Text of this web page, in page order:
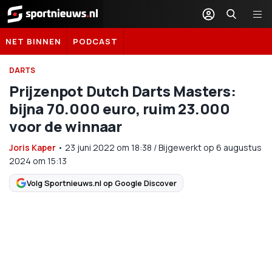
Sportnieuws.nl
NET BINNEN PODCAST
DARTS
Prijzenpot Dutch Darts Masters:
bijna 70.000 euro, ruim 23.000
voor de winnaar
Joris Kaper • 23 juni 2022 om 18:38 /Bijgewerkt op 6 augustus
2024 om 15:13
Volg Sportnieuws.nl op Google Discover